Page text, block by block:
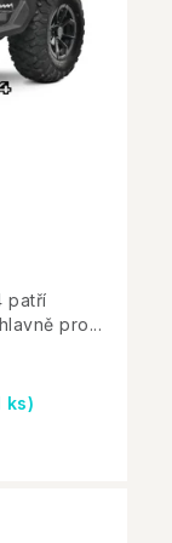
ks)
patří
pro...